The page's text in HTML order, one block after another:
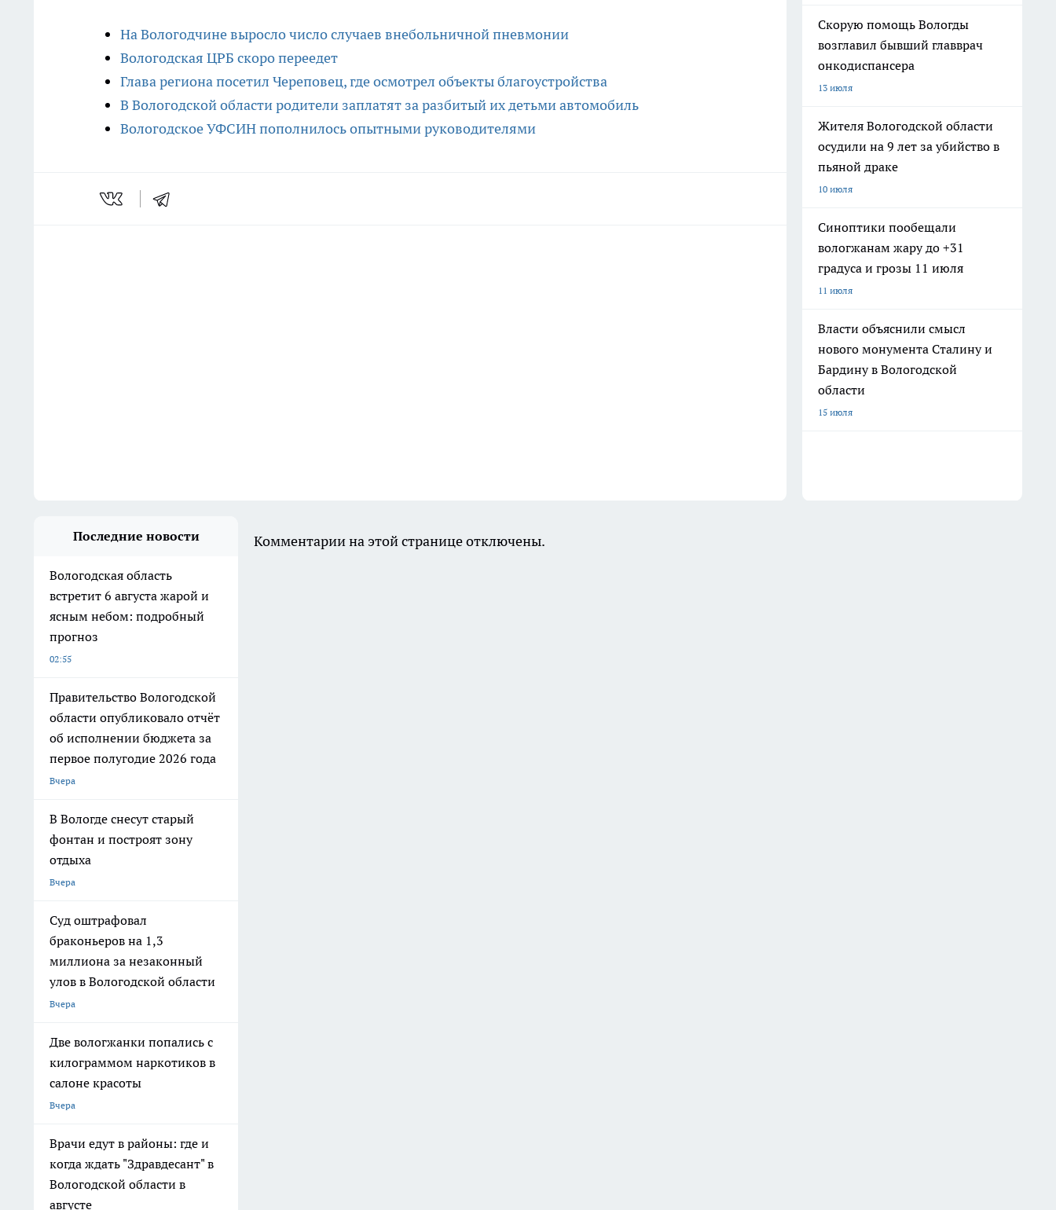
На Вологодчине выросло число случаев внебольничной пневмонии
Вологодская ЦРБ скоро переедет
Глава региона посетил Череповец, где осмотрел объекты благоустройства
В Вологодской области родители заплатят за разбитый их детьми автомобиль
Вологодское УФСИН пополнилось опытными руководителями
Скорую помощь Вологды
возглавил бывший главврач
онкодиспансера
13 июля
Жителя Вологодской области
осудили на 9 лет за убийство в
пьяной драке
10 июля
Синоптики пообещали
вологжанам жару до +31
градуса и грозы 11 июля
11 июля
Власти объяснили смысл
нового монумента Сталину и
Бардину в Вологодской
области
15 июля
Последние новости
Вологодская область
встретит 6 августа жарой и
ясным небом: подробный
прогноз
02:55
Правительство Вологодской
области опубликовало отчёт
об исполнении бюджета за
первое полугодие 2026 года
Вчера
В Вологде снесут старый
фонтан и построят зону
отдыха
Вчера
Суд оштрафовал
браконьеров на 1,3
миллиона за незаконный
улов в Вологодской области
Вчера
Две вологжанки попались с
килограммом наркотиков в
салоне красоты
Вчера
Врачи едут в районы: где и
когда ждать "Здравдесант" в
Вологодской области в
августе
Комментарии на этой странице отключены.